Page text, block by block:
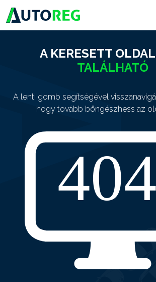
A KERESETT OLDAL
TALÁLHATÓ
A lenti gomb segítségével
hogy tovább böngészhess az